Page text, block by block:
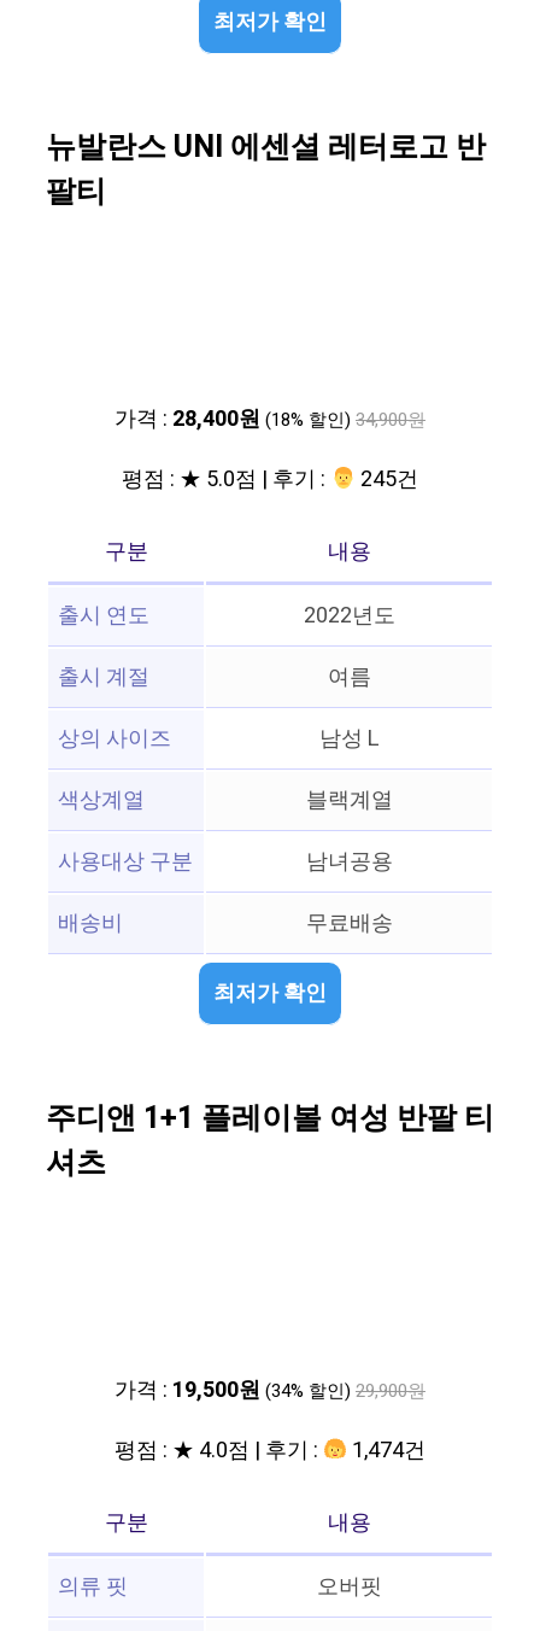
최저가 확인
뉴발란스 UNI 에센셜 레터로고 반
팔티
가격 : 28,400원 (18% 할인) 34,900원
평점 : ★ 5.0점 | 후기 : ‍‍ 245건
구분
내용
출시 연도
2022년도
출시 계절
여름
상의 사이즈
남성 L
색상계열
블랙계열
사용대상 구분
남녀공용
배송비
무료배송
최저가 확인
주디앤 1+1 플레이볼 여성 반팔 티
셔츠
가격 : 19,500원 (34% 할인) 29,900원
평점 : ★ 4.0점 | 후기 : 1,474건
구분
내용
의류 핏
오버핏